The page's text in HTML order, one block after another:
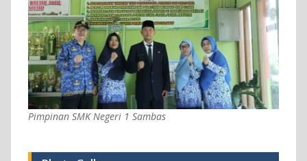
Pimpinan SMK Negeri 1 Sambas